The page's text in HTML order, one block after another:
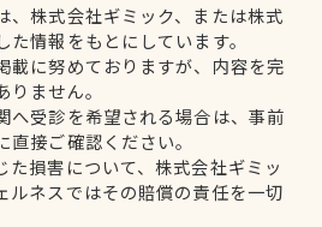
、株式会社ギミック、または株式
情報をもとにしています。
載に努めておりますが、内容を完
ません。
へ受診を希望される場合は、事前
接ご確認ください。
た損害について、株式会社ギミッ
ルネスではその賠償の責任を一切